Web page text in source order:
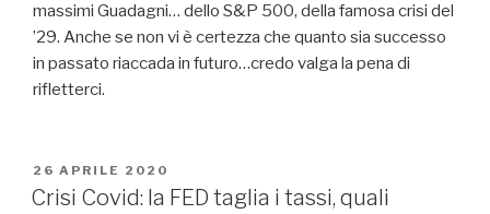
massimi Guadagni… dello S&P 500, della famosa crisi del
’29. Anche se non vi è certezza che quanto sia successo
in passato riaccada in futuro…credo valga la pena di
rifletterci.
26 APRILE 2020
Crisi Covid: la FED taglia i tassi, quali